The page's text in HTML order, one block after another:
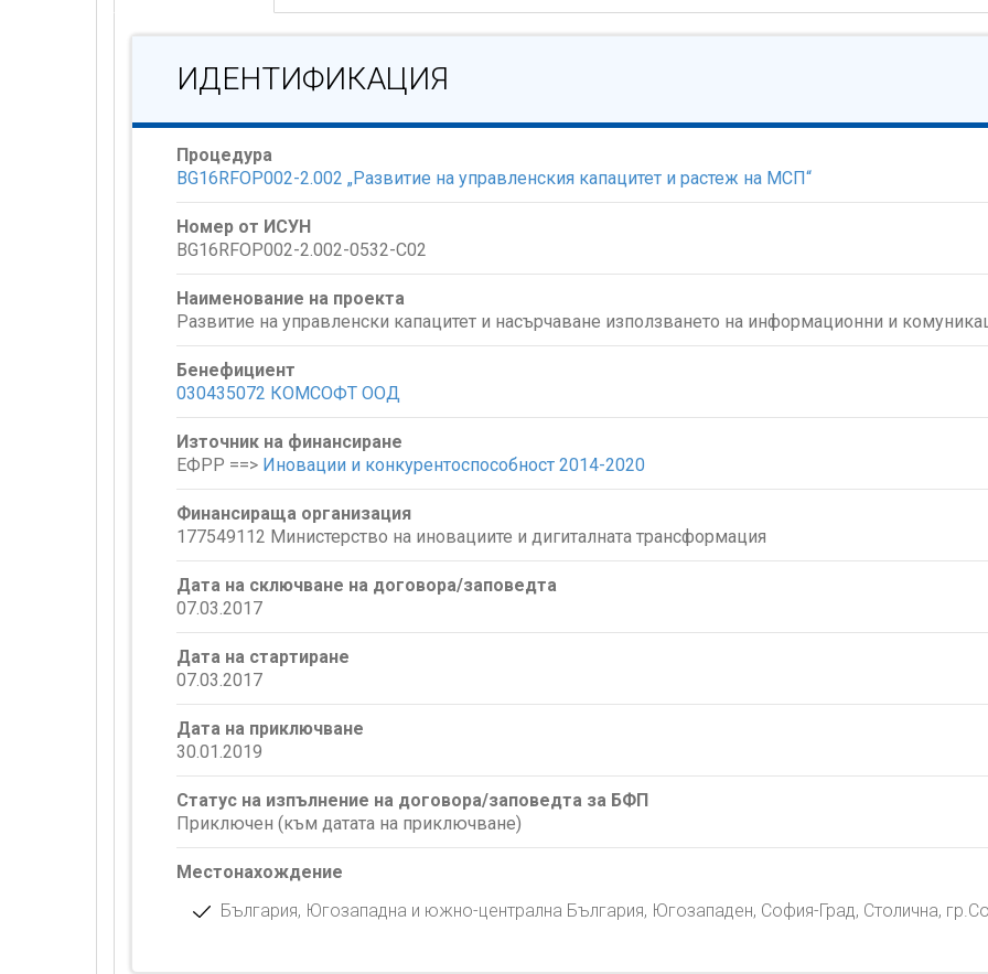
ИДЕНТИФИКАЦИЯ
Процедура
BG16RFOP002-2.002 „Развитие на управленския капацитет и растеж на МСП“
Номер от ИСУН
BG16RFOP002-2.002-0532-C02
Наименование на проекта
Развитие на управленски капацитет и насърчаване използването на информационни и
Бенефициент
030435072 КОМСОФТ ООД
Източник на финансиране
ЕФРР ==> Иновации и конкурентоспособност 2014-2020
Финансираща организация
177549112 Министерство на иновациите и дигиталната трансформация
Дата на сключване на договора/заповедта
07.03.2017
Дата на стартиране
07.03.2017
Дата на приключване
30.01.2019
Статус на изпълнение на договора/заповедта за БФП
Приключен (към датата на приключване)
Местонахождение
България, Югозападна и южно-централна България, Югозападен, София-Град, Столична,